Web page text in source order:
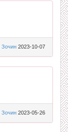
Зочин 2023-10-07
Зочин 2023-05-26